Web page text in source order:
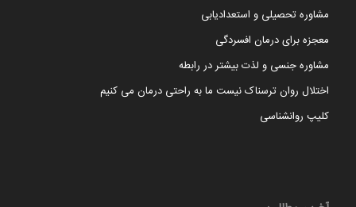
مشاوره تحصیلی و استعدادیابی
معجزه برای درمان افسردگی
مشاوره جنسی و لذت بیشتر در رابطه
اختلال روان ترسناک نیست ما به راحتی درمان می کنیم
کلیپ روانشناسی